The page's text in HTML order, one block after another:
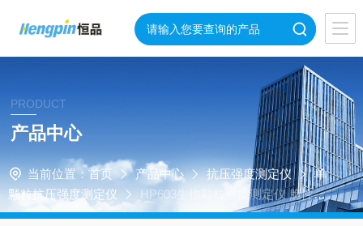
PRODUCT
产品中心
当前位置： 首页 产品中心 抗压强度测定仪
单
颗粒抗压强度测定仪
HP603生物颗粒强度测定仪 脆性颗
粒压碎力